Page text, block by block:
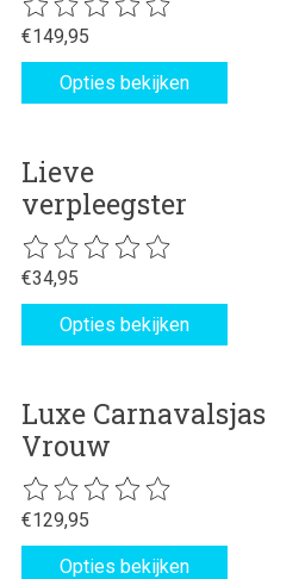
€149,95
Opties bekijken
Lieve
verpleegster
De beoordeling van dit product is
€34,95
Opties bekijken
Luxe Carnavalsjas
Vrouw
De beoordeling van dit product is
€129,95
Opties bekijken